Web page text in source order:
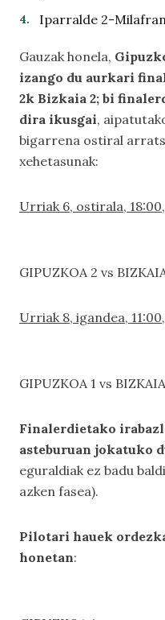
Iparralde 2-
Gauzak honela,
izango du aurkari
2k Bizkaia 2; bi
dira ikusgai,
bigarrena ostiral
xehetasunak:
Urriak 6, ostirala,
GIPUZKOA 2 vs
Urriak 8, igandea,
GIPUZKOA 1 vs
Finalerdietako
asteburuan jokatuko
eguraldiak ez badu
azken fasea).
Pilotari hauek
honetan: